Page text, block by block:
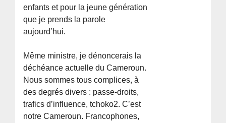
enfants et pour la jeune génération
que je prends la parole
aujourd’hui.
Même ministre, je dénoncerais la
déchéance actuelle du Cameroun.
Nous sommes tous complices, à
des degrés divers : passe-droits,
trafics d’influence, tchoko2. C’est
notre Cameroun. Francophones,